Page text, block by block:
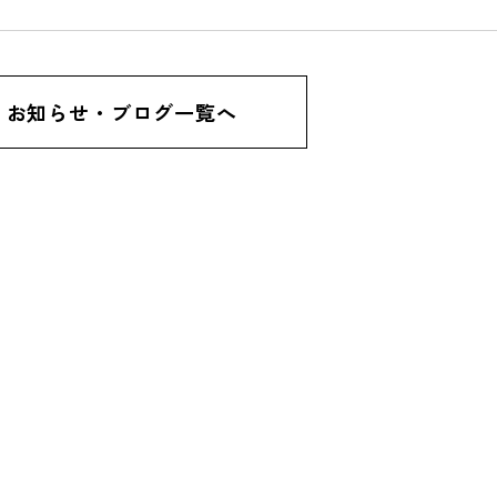
お知らせ・ブログ一覧へ